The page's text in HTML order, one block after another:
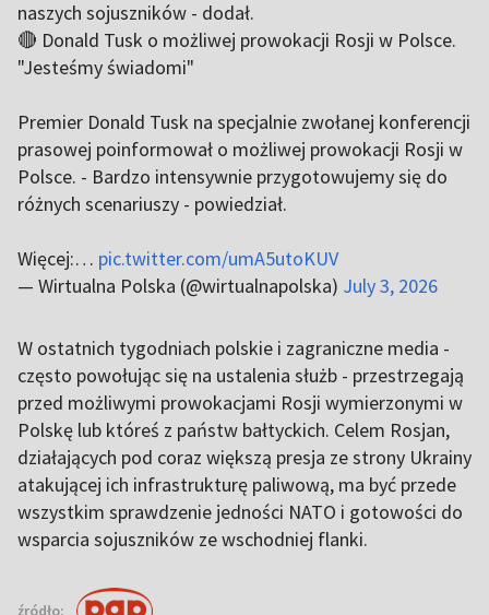
naszych sojuszników - dodał.
🔴 Donald Tusk o możliwej prowokacji Rosji w Polsce.
"Jesteśmy świadomi"
Premier Donald Tusk na specjalnie zwołanej konferencji
prasowej poinformował o możliwej prowokacji Rosji w
Polsce. - Bardzo intensywnie przygotowujemy się do
różnych scenariuszy - powiedział.
Więcej:… pic.twitter.com/umA5utoKUV
— Wirtualna Polska (@wirtualnapolska) July 3, 2026
W ostatnich tygodniach polskie i zagraniczne media -
często powołując się na ustalenia służb - przestrzegają
przed możliwymi prowokacjami Rosji wymierzonymi w
Polskę lub któreś z państw bałtyckich. Celem Rosjan,
działających pod coraz większą presja ze strony Ukrainy
atakującej ich infrastrukturę paliwową, ma być przede
wszystkim sprawdzenie jedności NATO i gotowości do
wsparcia sojuszników ze wschodniej flanki.
źródło: